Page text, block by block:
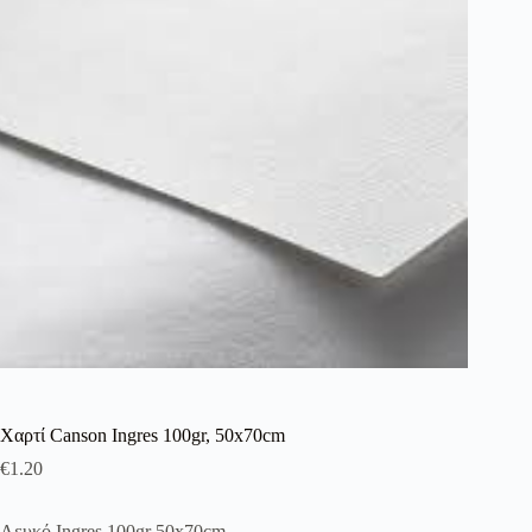
Username or Email Address
Get New Password
Χαρτί Canson Ingres 100gr, 50x70cm
€1.20